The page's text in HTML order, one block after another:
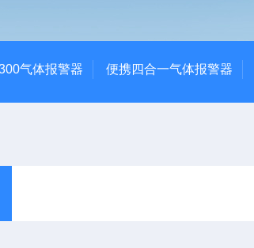
气体报警器 便携四合一气体报警器